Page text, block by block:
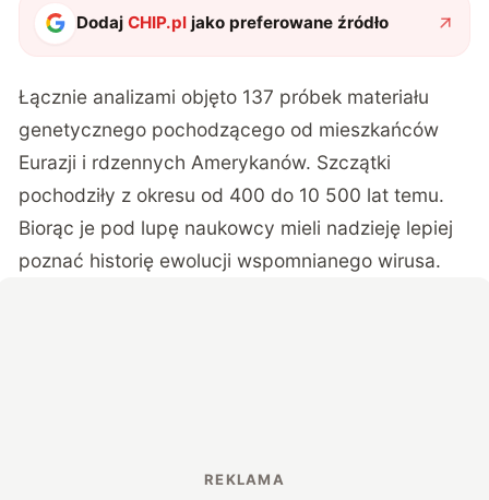
DodajCHIP.pl jako preferowane źródło
Łącznie analizami objęto 137 próbek materiału
genetycznego pochodzącego od mieszkańców
Eurazji i rdzennych Amerykanów. Szczątki
pochodziły z okresu od 400 do 10 500 lat temu.
Biorąc je pod lupę naukowcy mieli nadzieję lepiej
poznać historię ewolucji wspomnianego wirusa.